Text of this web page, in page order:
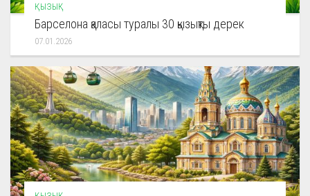
ҚЫЗЫҚ
Барселона қаласы туралы 30 қызықты дерек
07.01.2026